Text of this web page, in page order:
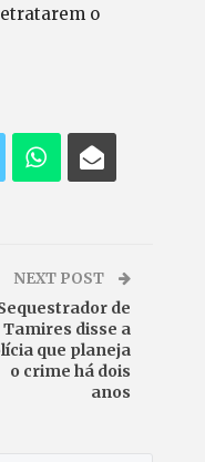
o
NEXT POST
de
Tamires disse a
que planeja
o crime há dois
anos